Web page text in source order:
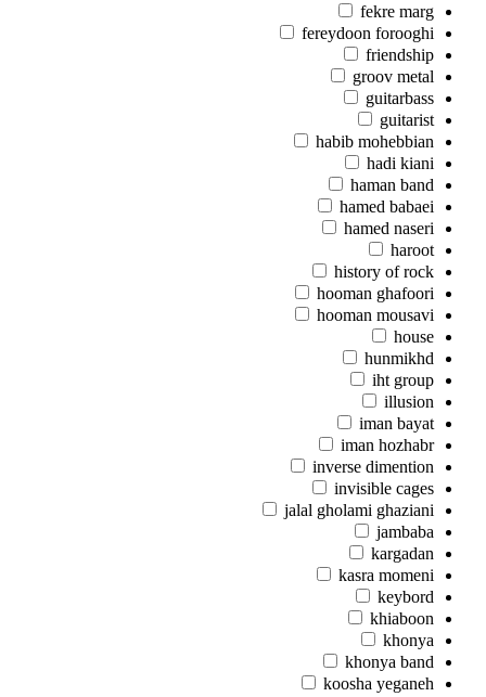
fekre marg
fereydoon forooghi
friendship
groov metal
guitarbass
guitarist
habib mohebbian
hadi kiani
haman band
hamed babaei
hamed naseri
haroot
history of rock
hooman ghafoori
hooman mousavi
house
hunmikhd
iht group
illusion
iman bayat
iman hozhabr
inverse dimention
invisible cages
jalal gholami ghaziani
jambaba
kargadan
kasra momeni
keybord
khiaboon
khonya
khonya band
koosha yeganeh